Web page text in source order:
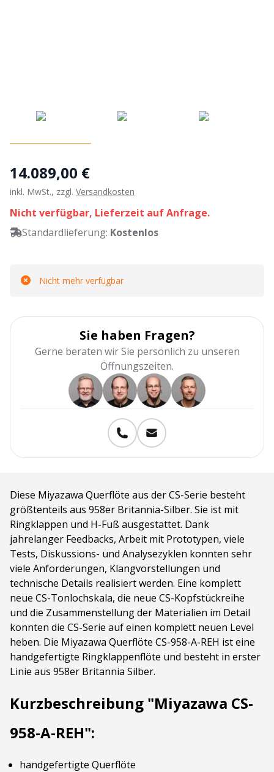
14.089,00 €
inkl. MwSt., zzgl. Versandkosten
Nicht verfügbar, Lieferzeit auf Anfrage.
Standardlieferung: Kostenlos
Nicht mehr verfügbar
Sie haben Fragen?
Gerne beraten wir Sie persönlich zu unseren
Öffnungszeiten.
Diese Miyazawa Querflöte aus der CS-Serie besteht
größtenteils aus 958er Britannia-Silber. Sie ist mit
Ringklappen und H-Fuß ausgestattet. Dank
jahrelanger Feedbacks, Arbeit mit Prototypen, viele
Tests, Diskussions- und Analysezyklen konnten sehr
viele Anforderungen, Klangvorstellungen und
technische Details realisiert werden. Eine komplett
neue CS-Tonlochskala, die neue CS-Kopfstückreihe
und die Zusammenstellung der Materialien im Detail
konnten die CS-Serie auf einen komplett neuen Level
heben. Die Miyazawa Querflöte CS-958-A-REH ist eine
handgefertigte Ringklappenflöte und besteht in erster
Linie aus 958er Britannia Silber.
Kurzbeschreibung "Miyazawa CS-
958-A-REH":
handgefertigte Querflöte